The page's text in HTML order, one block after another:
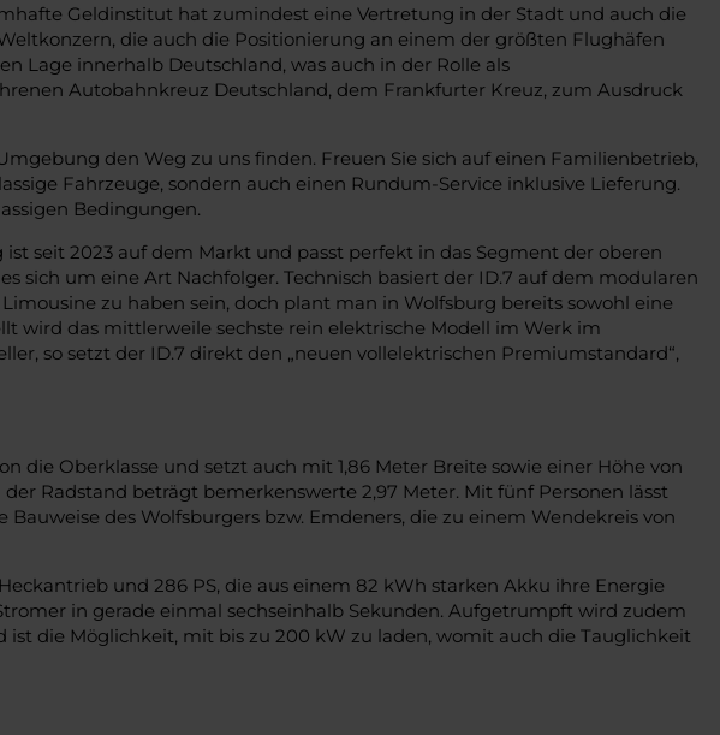
Geldinstitut hat zumindest eine Vertretung in der Stadt und auch die
die auch die Positionierung an einem der größten Flughäfen
Lage innerhalb Deutschland, was auch in der Rolle als
Autobahnkreuz Deutschland, dem Frankfurter Kreuz, zum Ausdruck
den Weg zu uns finden. Freuen Sie sich auf einen Familienbetrieb,
Fahrzeuge, sondern auch einen Rundum-Service inklusive Lieferung.
Bedingungen.
seit 2023 auf dem Markt und passt perfekt in das Segment der oberen
sich um eine Art Nachfolger. Technisch basiert der ID.7 auf dem modularen
zu haben sein, doch plant man in Wolfsburg bereits sowohl eine
wird das mittlerweile sechste rein elektrische Modell im Werk im
so setzt der ID.7 direkt den „neuen vollelektrischen Premiumstandard“,
die Oberklasse und setzt auch mit 1,86 Meter Breite sowie einer Höhe von
Radstand beträgt bemerkenswerte 2,97 Meter. Mit fünf Personen lässt
des Wolfsburgers bzw. Emdeners, die zu einem Wendekreis von
und 286 PS, die aus einem 82 kWh starken Akku ihre Energie
in gerade einmal sechseinhalb Sekunden. Aufgetrumpft wird zudem
die Möglichkeit, mit bis zu 200 kW zu laden, womit auch die Tauglichkeit